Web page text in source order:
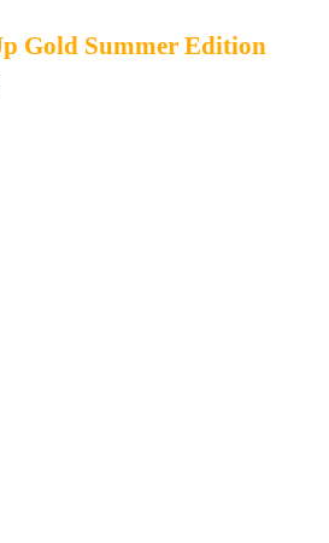
Gold Summer Edition